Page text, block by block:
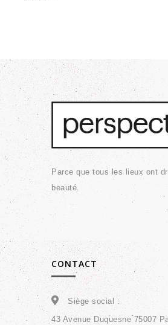
Parce que tous les lieux ont
beauté.
CONTACT
Siège social :
43 Avenue Duquesne 75007